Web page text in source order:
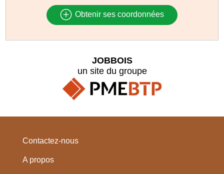
Obtenir ses coordonnées
JOBBOIS
un site du groupe
Contactez-nous
A propos